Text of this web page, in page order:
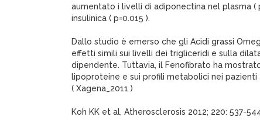
aumentato i livelli di adiponectina nel plasma (
insulinica ( p=0.015 ).
Dallo studio è emerso che gli Acidi grassi
effetti simili sui livelli dei trigliceridi e sulla
dipendente. Tuttavia, il Fenofibrato ha
lipoproteine e sui profili metabolici nei
( Xagena_2011 )
Koh KK et al, Atherosclerosis 2012; 220: 537-